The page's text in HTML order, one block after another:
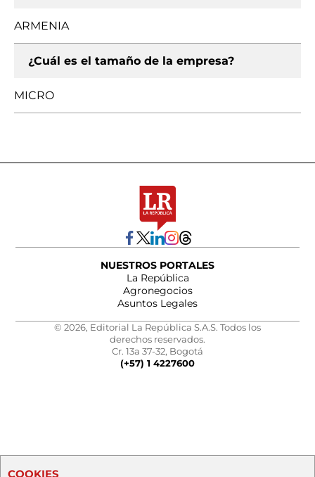
ARMENIA
¿Cuál es el tamaño de la empresa?
MICRO
NUESTROS PORTALES
La República
Agronegocios
Asuntos Legales
© 2026, Editorial La República S.A.S. Todos los
derechos reservados.
Cr. 13a 37-32, Bogotá
(+57) 1 4227600
COOKIES